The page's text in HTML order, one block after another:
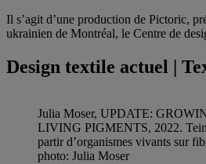
Il s’agit d’une production de Pictoric,
ukrainien de Montréal, le Centre de
Design textile actuel |
Julia Moser, UPDATE:
LIVING PIGMENTS, 2022.
partir d’organismes vivants sur
photo: Julia Moser